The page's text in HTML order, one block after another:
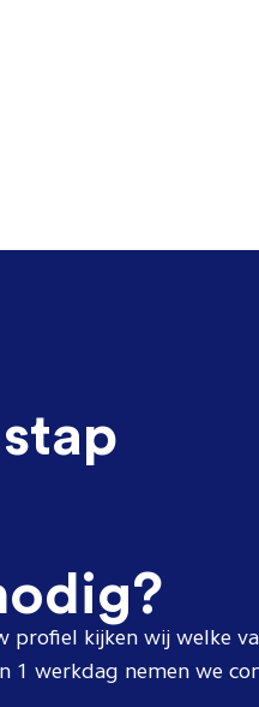
profiel kijken wij welke
1 werkdag nemen we